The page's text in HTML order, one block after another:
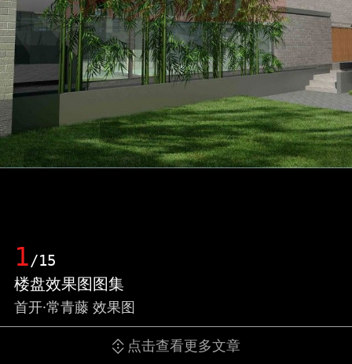
1/15
楼盘效果图图集
首开·常青藤 效果图
点击查看更多文章